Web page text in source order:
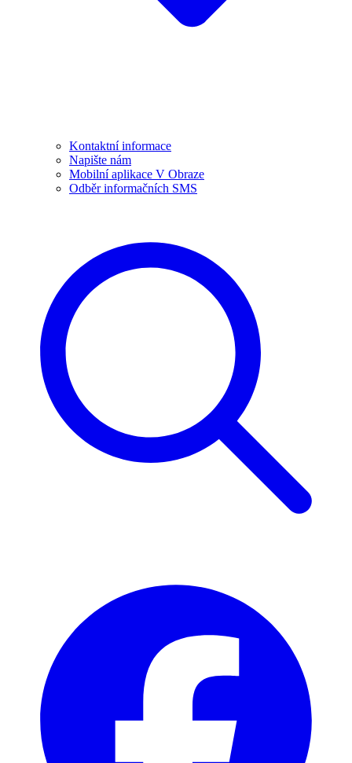
Kontaktní informace
Napište nám
Mobilní aplikace V Obraze
Odběr informačních SMS